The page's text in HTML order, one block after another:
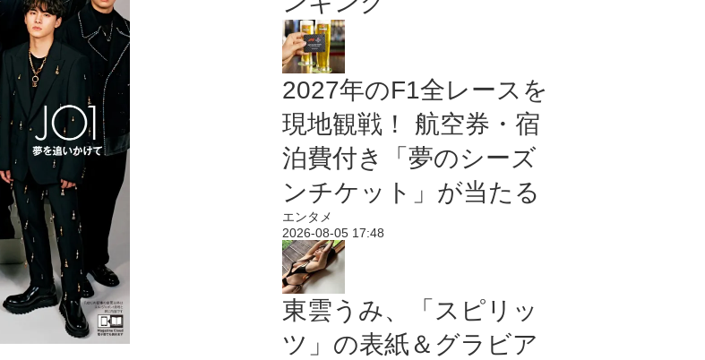
2027年のF1全レースを
現地観戦！ 航空券・宿
泊費付き「夢のシーズ
ンチケット」が当たる
エンタメ
2026-08-05 17:48
東雲うみ、「スピリッ
ツ」の表紙＆グラビア